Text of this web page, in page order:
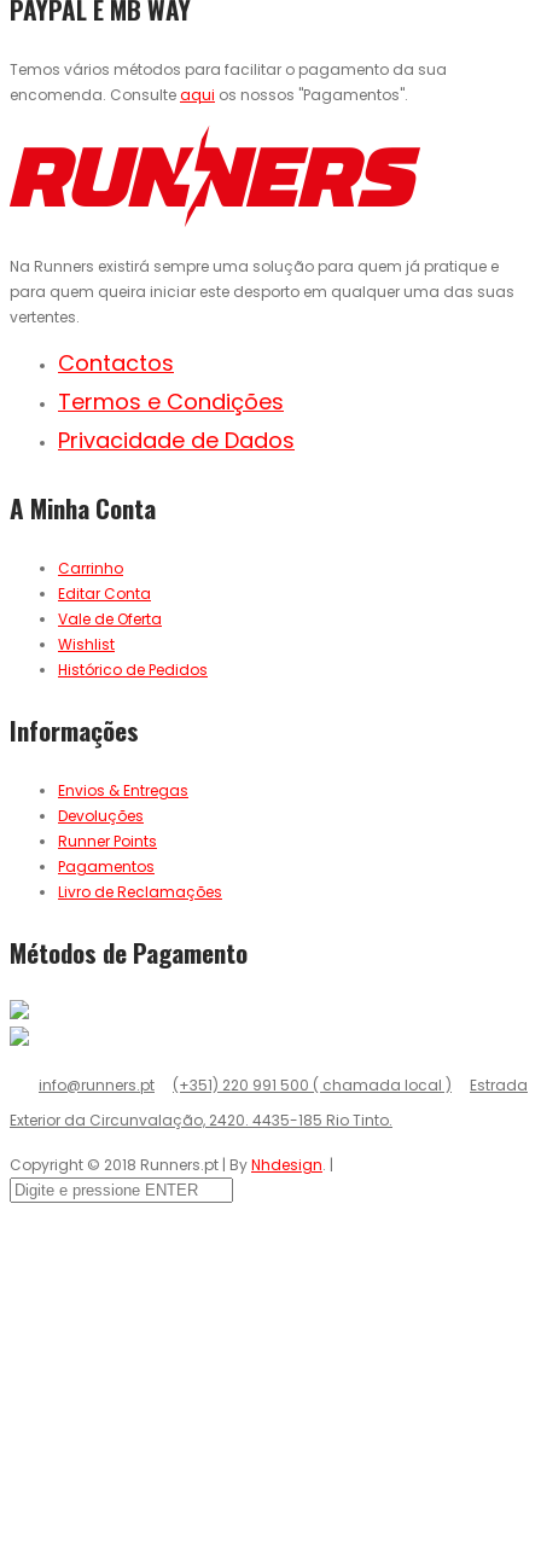
PAYPAL E MB WAY
Temos vários métodos para facilitar o pagamento da sua
encomenda. Consulteaqui os nossos "Pagamentos".
Na Runners existirá sempre uma solução para quem já pratique e
para quem queira iniciar este desporto em qualquer uma das suas
vertentes.
Contactos
Termos e Condições
Privacidade de Dados
A Minha Conta
Carrinho
Editar Conta
Vale de Oferta
Wishlist
Histórico de Pedidos
Informações
Envios & Entregas
Devoluções
Runner Points
Pagamentos
Livro de Reclamações
Métodos de Pagamento
info@runners.pt (+351) 220 991 500 ( chamada local )
Estrada
Exterior da Circunvalação, 2420. 4435-185 Rio Tinto.
Copyright © 2018 Runners.pt | ByNhdesign. |